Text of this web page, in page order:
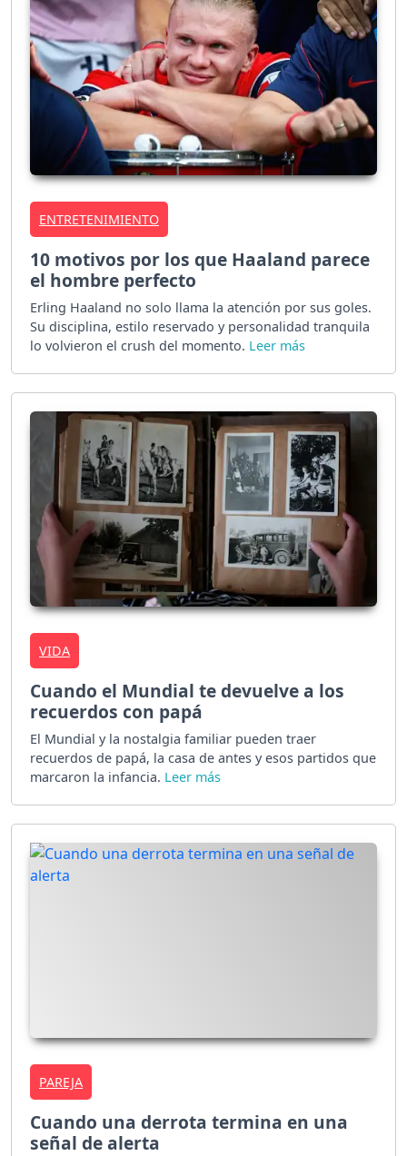
ENTRETENIMIENTO
10 motivos por los que Haaland parece
el hombre perfecto
Erling Haaland no solo llama la atención por sus goles.
Su disciplina, estilo reservado y personalidad tranquila
lo volvieron el crush del momento.
VIDA
Cuando el Mundial te devuelve a los
recuerdos con papá
El Mundial y la nostalgia familiar pueden traer
recuerdos de papá, la casa de antes y esos partidos que
marcaron la infancia.
PAREJA
Cuando una derrota termina en una
señal de alerta